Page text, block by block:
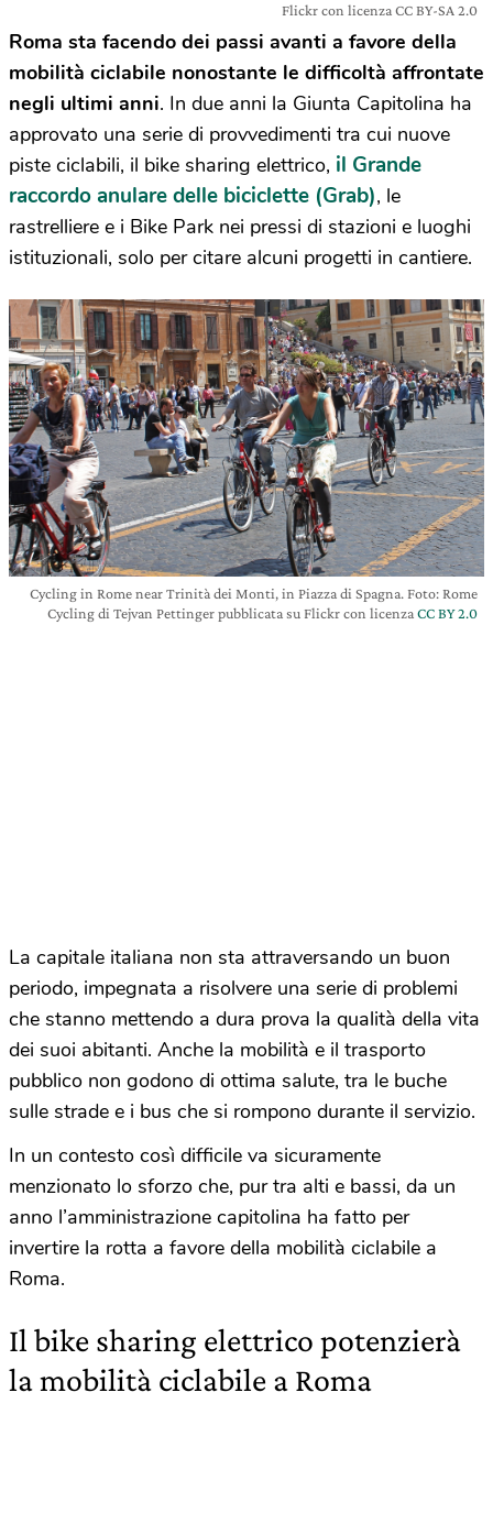
Flickr con licenza CC BY-SA 2.0
Roma sta facendo dei passi avanti a favore della
mobilità ciclabile nonostante le difficoltà affrontate
negli ultimi anni. In due anni la Giunta Capitolina ha
approvato una serie di provvedimenti tra cui nuove
piste ciclabili, il bike sharing elettrico, il Grande
raccordo anulare delle biciclette (Grab), le
rastrelliere e i Bike Park nei pressi di stazioni e luoghi
istituzionali, solo per citare alcuni progetti in cantiere.
Cycling in Rome near Trinità dei Monti, in Piazza di Spagna. Foto: Rome
Cycling di Tejvan Pettinger pubblicata su Flickr con licenzaCC BY 2.0
La capitale italiana non sta attraversando un buon
periodo, impegnata a risolvere una serie di problemi
che stanno mettendo a dura prova la qualità della vita
dei suoi abitanti. Anche la mobilità e il trasporto
pubblico non godono di ottima salute, tra le buche
sulle strade e i bus che si rompono durante il servizio.
In un contesto così difficile va sicuramente
menzionato lo sforzo che, pur tra alti e bassi, da un
anno l’amministrazione capitolina ha fatto per
invertire la rotta a favore della mobilità ciclabile a
Roma.
Il bike sharing elettrico potenzierà
la mobilità ciclabile a Roma